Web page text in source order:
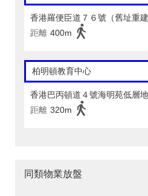
香港羅便臣道７６號（舊址重建
距離 400m
柏明頓教育中心
香港巴丙頓道４號海明苑低層
距離 320m
同類物業放盤